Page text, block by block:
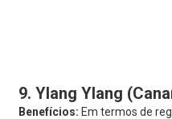
9. Ylang Ylang
Benefícios: Em termos de